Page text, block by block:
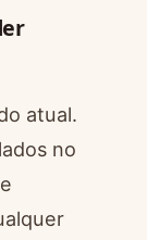
atual.
no